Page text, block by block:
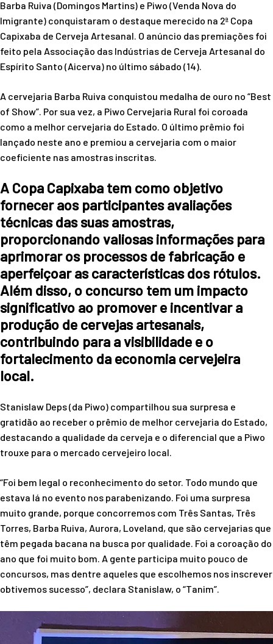
Barba Ruiva (Domingos Martins) e Piwo (Venda Nova do
Imigrante) conquistaram o destaque merecido na 2ª Copa
Capixaba de Cerveja Artesanal. O anúncio das premiações foi
feito pela Associação das Indústrias de Cerveja Artesanal do
Espírito Santo (Aicerva) no último sábado (14).
A cervejaria Barba Ruiva conquistou medalha de ouro no “Best
of Show”. Por sua vez, a Piwo Cervejaria Rural foi coroada
como a melhor cervejaria do Estado. O último prêmio foi
lançado neste ano e premiou a cervejaria com o maior
coeficiente nas amostras inscritas.
A Copa Capixaba tem como objetivo
fornecer aos participantes avaliações
técnicas das suas amostras,
proporcionando valiosas informações para
aprimorar os processos de fabricação e
aperfeiçoar as características dos rótulos.
Além disso, o concurso tem um impacto
significativo ao promover e incentivar a
produção de cervejas artesanais,
contribuindo para a visibilidade e o
fortalecimento da economia cervejeira
local.
Stanislaw Deps (da Piwo) compartilhou sua surpresa e
gratidão ao receber o prêmio de melhor cervejaria do Estado,
destacando a qualidade da cerveja e o diferencial que a Piwo
trouxe para o mercado cervejeiro local.
“Foi bem legal o reconhecimento do setor. Todo mundo que
estava lá no evento nos parabenizando. Foi uma surpresa
muito grande, porque concorremos com Três Santas, Três
Torres, Barba Ruiva, Aurora, Loveland, que são cervejarias que
têm pegada bacana na busca por qualidade. Foi a coroação do
ano que foi muito bom. A gente participa muito pouco de
concursos, mas dentre aqueles que escolhemos nos inscrever
obtivemos sucesso”, declara Stanislaw, o “Tanim”.